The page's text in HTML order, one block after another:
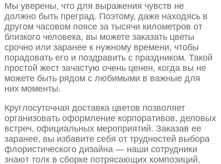
Мы уверены, что для выражения чувств не
должно быть преград. Поэтому, даже находясь в
другом часовом поясе за тысячи километров от
близкого человека, вы можете заказать цветы
срочно или заранее к нужному времени, чтобы
порадовать его и поздравить с праздником. Такой
простой жест зачастую очень ценен, когда вы не
можете быть рядом с любимыми в важные для
них моменты.
Круглосуточная доставка цветов позволяет
организовать оформление корпоративов, деловых
встреч, официальных мероприятий. Заказав ее
заранее, вы избавите себя от трудностей выбора
флористического дизайна — наши сотрудники
знают толк в сборке потрясающих композиций,